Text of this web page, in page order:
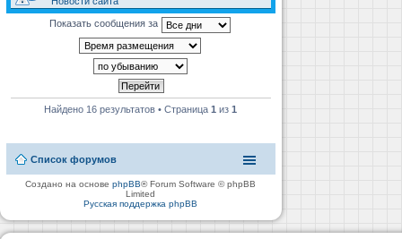
Показать сообщения за
Найдено 16 результатов • Страница1 из1
Список форумов
Создано на основеphpBB® Forum Software © phpBB
Limited
Русская поддержка phpBB